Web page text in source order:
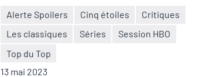
Alerte Spoilers Cinq étoiles
Critiques
Les classiques
Séries
Session HBO
Top du Top
13 mai 2023
Nicolas
Auger
commentaire